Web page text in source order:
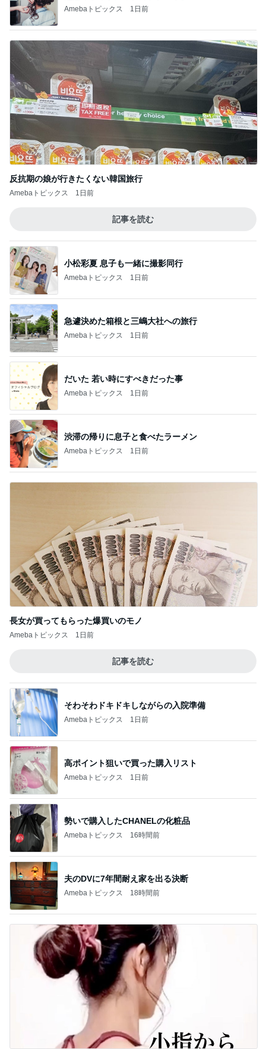
Amebaトピックス 1日前
反抗期の娘が行きたくない韓国旅行
Amebaトピックス 1日前
記事を読む
小松彩夏 息子も一緒に撮影同行
Amebaトピックス 1日前
急遽決めた箱根と三嶋大社への旅行
Amebaトピックス 1日前
だいた 若い時にすべきだった事
Amebaトピックス 1日前
渋滞の帰りに息子と食べたラーメン
Amebaトピックス 1日前
長女が買ってもらった爆買いのモノ
Amebaトピックス 1日前
記事を読む
そわそわドキドキしながらの入院準備
Amebaトピックス 1日前
高ポイント狙いで買った購入リスト
Amebaトピックス 1日前
勢いで購入したCHANELの化粧品
Amebaトピックス 16時間前
夫のDVに7年間耐え家を出る決断
Amebaトピックス 18時間前